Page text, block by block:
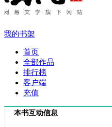
我的书架
首页
全部作品
排行榜
客户端
充值
本书互动信息